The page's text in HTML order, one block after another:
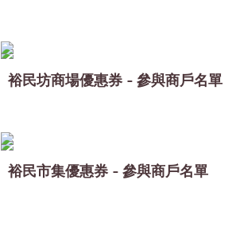
裕民坊商場優惠券 - 參與商戶名單
裕民市集優惠券 - 參與商戶名單